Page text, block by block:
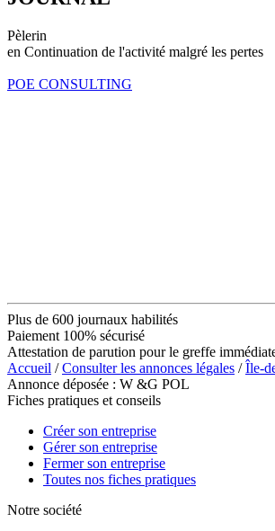
Pèlerin
en Continuation de l'activité malgré les pertes
POE CONSULTING
Plus de 600 journaux habilités
Paiement 100% sécurisé
Attestation de parution pour le greffe
Accueil /Consulter les annonces légales /Île-
Annonce déposée : W &G POL
Fiches pratiques et conseils
Créer son entreprise
Gérer son entreprise
Fermer son entreprise
Toutes nos fiches pratiques
Notre société